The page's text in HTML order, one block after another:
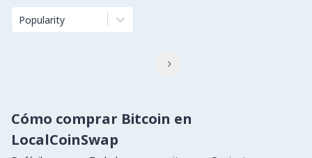
Popularity

Cómo comprar Bitcoin en
LocalCoinSwap